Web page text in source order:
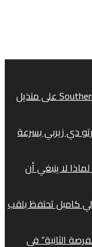
نتائج Hundred 2026: فاز فريق Southern Brave على متذيل
دي زيربي بسرعة
لا ينبغي أن
إيميلي كامبل تحتفظ بلقب
الثانية” في